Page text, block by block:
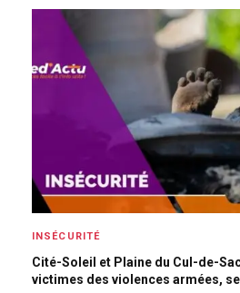
INSÉCURITÉ
Cité-Soleil et Plaine du Cul-de-
victimes des violences armées,